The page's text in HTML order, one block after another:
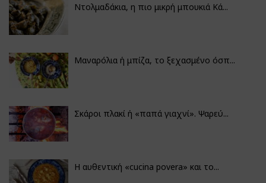
Ντολμαδάκια, η πιο μικρή μπουκιά Κά...
Μαναρόλια ή μπίζα, το ξεχασμένο όσπ...
Σκάροι πλακί ή «παπά γιαχνί». Ψαρεύ...
Η αυθεντική «cucina povera» και το...